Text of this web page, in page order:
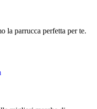
la parrucca perfetta per te.